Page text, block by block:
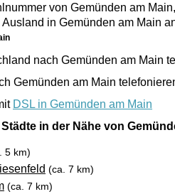
von Gemünden am
in Gemünden am Main
nach Gemünden am Main
Gemünden am Main
DSL in Gemünden am Main
in der Nähe von
5 km)
(ca. 7 km)
(ca. 7 km)